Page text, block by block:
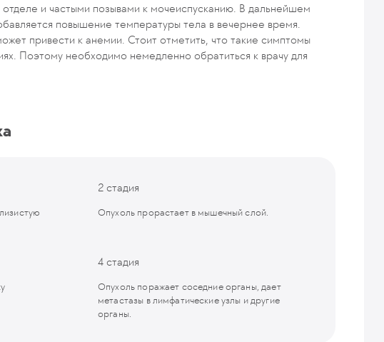
и частыми позывами к мочеиспусканию. В дальнейшем
повышение температуры тела в вечернее время.
привести к анемии. Стоит отметить, что такие симптомы
Поэтому необходимо немедленно обратиться к врачу для
2 стадия
Опухоль прорастает в мышечный слой.
4 стадия
Опухоль поражает соседние органы, дает
метастазы в лимфатические узлы и другие
органы.